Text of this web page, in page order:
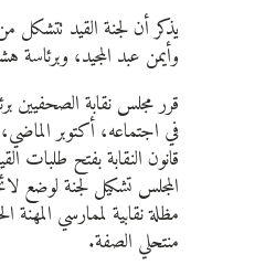
يذكر أن لجنة القيد
وأيمن عبد المجيد، وبرئاسة
قرر مجلس نقابة الصحفيين
قانون النقابة بفتح طلبات
المجلس تشكيل لجنة لوضع
مظلة نقابية لممارسي المهنة
منتحلي الصفة.